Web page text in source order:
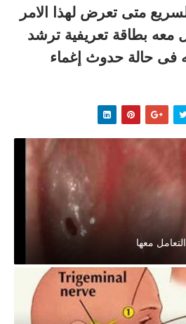
متى تعرض لهذا الامر
معه بطاقة تعريفية ترشد
فى حالة حدوث إغماء
معها